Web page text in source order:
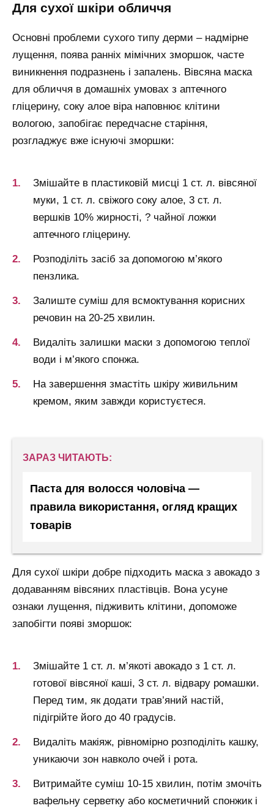
для сухої шкіри обличчя
Основні проблеми сухого типу дерми – надмірне
лущення, поява ранніх мімічних зморшок, часте
виникнення подразнень і запалень. Вівсяна маска
для обличчя в домашніх умовах з аптечного
гліцерину, соку алое віра наповнює клітини
вологою, запобігає передчасне старіння,
розгладжує вже існуючі зморшки:
Змішайте в пластиковій мисці 1 ст. л. вівсяної
муки, 1 ст. л. свіжого соку алое, 3 ст. л.
вершків 10% жирності, ? чайної ложки
аптечного гліцерину.
Розподіліть засіб за допомогою м’якого
пензлика.
Залиште суміш для всмоктування корисних
речовин на 20-25 хвилин.
Видаліть залишки маски з допомогою теплої
води і м’якого спонжа.
На завершення змастіть шкіру живильним
кремом, яким завжди користуєтеся.
ЗАРАЗ ЧИТАЮТЬ:
Паста для волосся чоловіча —
правила використання, огляд кращих
товарів
Для сухої шкіри добре підходить маска з авокадо з
додаванням вівсяних пластівців. Вона усуне
ознаки лущення, підживить клітини, допоможе
запобігти появі зморшок:
Змішайте 1 ст. л. м’якоті авокадо з 1 ст. л.
готової вівсяної каші, 3 ст. л. відвару ромашки.
Перед тим, як додати трав’яний настій,
підігрійте його до 40 градусів.
Видаліть макіяж, рівномірно розподіліть кашку,
уникаючи зон навколо очей і рота.
Витримайте суміш 10-15 хвилин, потім змочіть
вафельну серветку або косметичний спонжик і